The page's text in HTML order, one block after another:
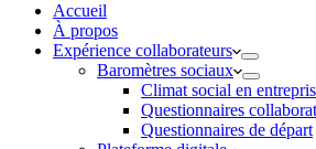
Accueil
À propos
Expérience collaborateurs
Baromètres sociaux
Climat social en
Questionnaires
Questionnaires de départ